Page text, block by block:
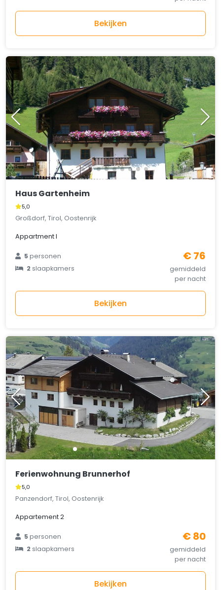
Bekijken
Haus Gartenheim
5,0
Großdorf, Tirol, Oostenrijk
Appartment I
5personen
2slaapkamers
€ 76
gemiddeld
per nacht
Bekijken
Ferienwohnung Brunnerhof
5,0
Panzendorf, Tirol, Oostenrijk
Appartement 2
5personen
2slaapkamers
€ 80
gemiddeld
per nacht
Bekijken